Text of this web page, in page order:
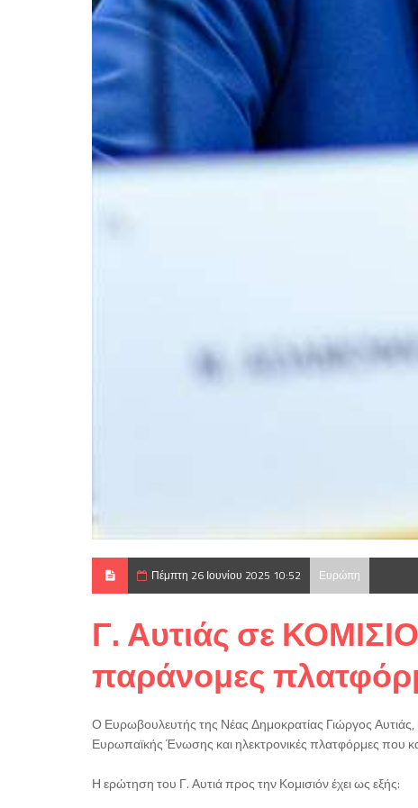
Πέμπτη 26 Ιουνίου 2025 10:52 Ευρώπη
Γ. Αυτιάς σε
παράνομες
Ο Ευρωβουλευτής της Νέας Δημοκρατίας Γιώργος Αυτιάς,
Ευρωπαϊκής Ένωσης και ηλεκτρονικές πλατφόρμες που
Η ερώτηση του Γ. Αυτιά προς την Κομισιόν έχει ως εξής: